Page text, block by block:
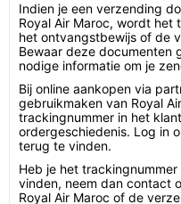
Indien je een verzending
Royal Air Maroc, wordt het
het ontvangstbewijs of de
Bewaar deze documenten
nodige informatie om je
Bij online aankopen via
gebruikmaken van Royal
trackingnummer in het
ordergeschiedenis. Log in
terug te vinden.
Heb je het
vinden, neem dan contact
Royal Air Maroc of de